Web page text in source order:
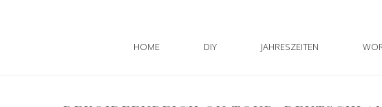
HOME DIY JAHRESZEITEN